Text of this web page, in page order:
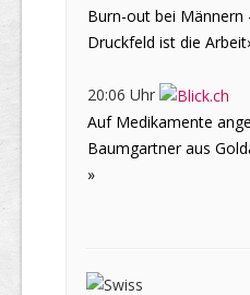
Burn-out bei Männern
Druckfeld ist die
20:06 Uhr
Auf Medikamente
Baumgartner aus
»